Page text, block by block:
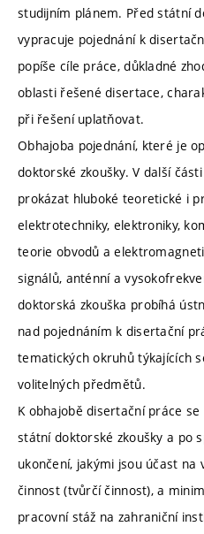
studijním plánem. Před státní
vypracuje pojednání k
popíše cíle práce, důkladné
oblasti řešené disertace,
při řešení uplatňovat.
Obhajoba pojednání, které je
doktorské zkoušky. V další
prokázat hluboké teoretické i
elektrotechniky, elektroniky,
teorie obvodů a
signálů, anténní a
doktorská zkouška probíhá
nad pojednáním k disertační
tematických okruhů týkajících
volitelných předmětů.
K obhajobě disertační práce
státní doktorské zkoušky a po
ukončení, jakými jsou účast na
činnost (tvůrčí činnost), a
pracovní stáž na zahraniční